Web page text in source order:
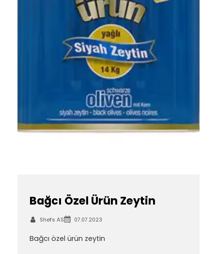
Bağcı Özel Ürün Zeytin
Shefs AS 07.07.2023
Bağcı özel ürün zeytin